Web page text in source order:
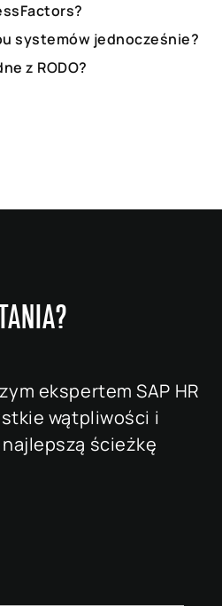
systemów jednocześnie?
z RODO?
ekspertem SAP HR
wątpliwości i
ścieżkę